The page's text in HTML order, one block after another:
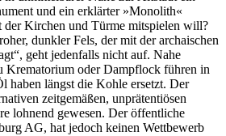
und ein erklärter »Monolith«
der Kirchen und Türme mitspielen will?
dunkler Fels, der mit der archaischen
geht jedenfalls nicht auf. Nahe
Krematorium oder Dampflock führen in
haben längst die Kohle ersetzt. Der
zeitgemäßen, unprätentiösen
lohnend gewesen. Der öffentliche
AG, hat jedoch keinen Wettbewerb